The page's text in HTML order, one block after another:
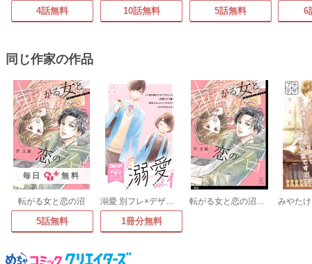
4話無料 10話無料 5話無料 6
同じ作家の作品
毎日 無料
転がる女と恋の沼
5話無料
溺愛 別フレ×デザートワンテーマコレクション
1冊分無料
転がる女と恋の沼【単話】